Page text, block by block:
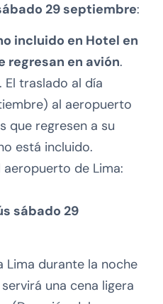
29 septiembre:
incluido en Hotel en
regresan en avión.
. El traslado al día
al aeropuerto
que regresen a su
está incluido.
aeropuerto de Lima:
sábado 29
Lima durante la noche
una cena ligera